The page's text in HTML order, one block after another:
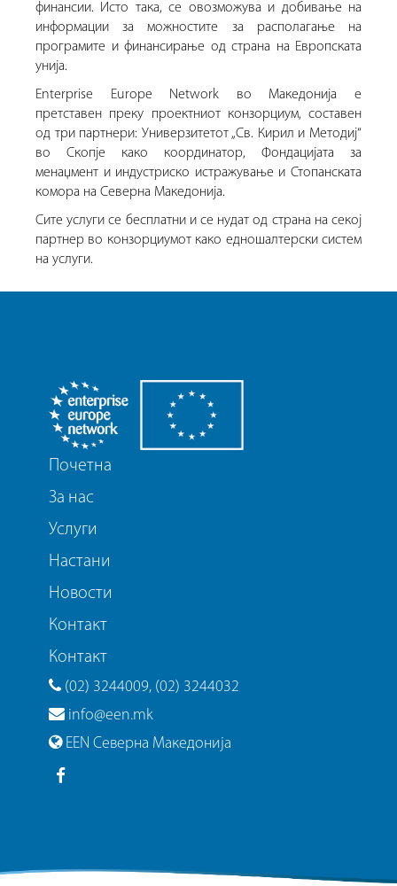
финансии. Исто така, се овозможува и добивање на
информации за можностите за располагање на
програмите и финансирање од страна на Европската
унија.
Enterprise Europe Network во Македонија е
претставен преку проектниот конзорциум, составен
од три партнери: Универзитетот „Св. Кирил и Методиј“
во Скопје како координатор, Фондацијата за
менаџмент и индустриско истражување и Стопанската
комора на Северна Македонија.
Сите услуги се бесплатни и се нудат од страна на секој
партнер во конзорциумот како едношалтерски систем
на услуги.
Почетна
За нас
Услуги
Настани
Новости
Контакт
Контакт
(02) 3244009, (02) 3244032
info@een.mk
EEN Северна Македонија